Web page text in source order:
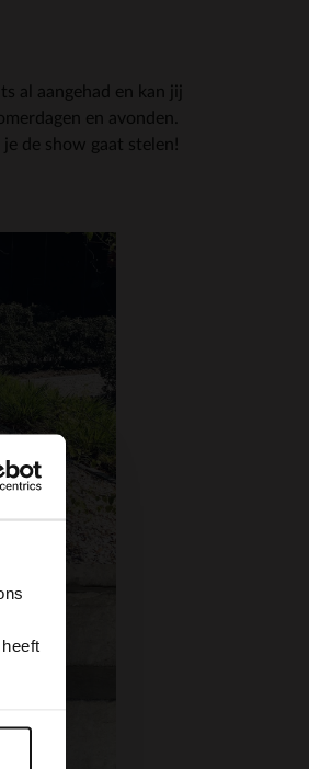
al aangehad en kan jij
en avonden.
de show gaat stelen!